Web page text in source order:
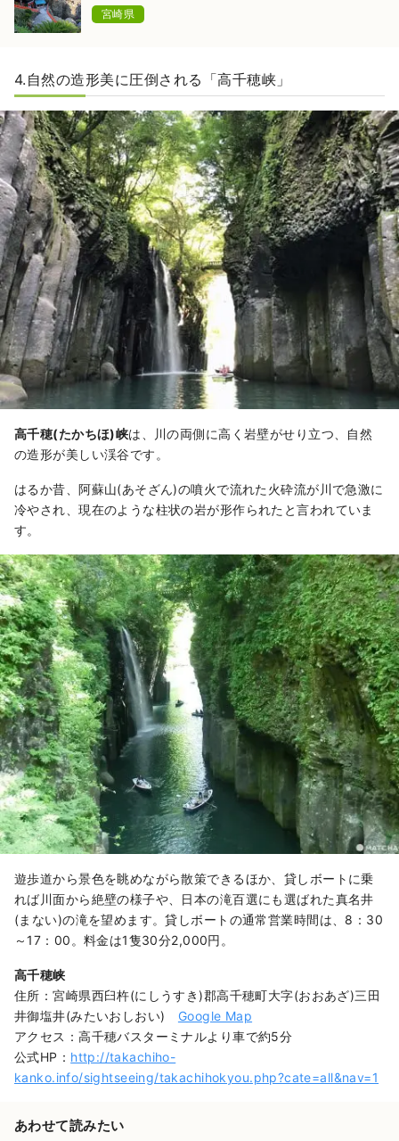
宮崎県
4.自然の造形美に圧倒される「高千穂峡」
高千穂(たかちほ)峡は、川の両側に高く岩壁がせり立つ、自然
の造形が美しい渓谷です。
はるか昔、阿蘇山(あそざん)の噴火で流れた火砕流が川で急激に
冷やされ、現在のような柱状の岩が形作られたと言われていま
す。
遊歩道から景色を眺めながら散策できるほか、貸しボートに乗
れば川面から絶壁の様子や、日本の滝百選にも選ばれた真名井
(まない)の滝を望めます。貸しボートの通常営業時間は、8：30
～17：00。料金は1隻30分2,000円。
高千穂峡
住所：宮崎県西臼杵(にしうすき)郡高千穂町大字(おおあざ)三田
井御塩井(みたいおしおい) Google Map
アクセス：高千穂バスターミナルより車で約5分
公式HP： http://takachiho-
kanko.info/sightseeing/takachihokyou.php?cate=all&nav=1
あわせて読みたい